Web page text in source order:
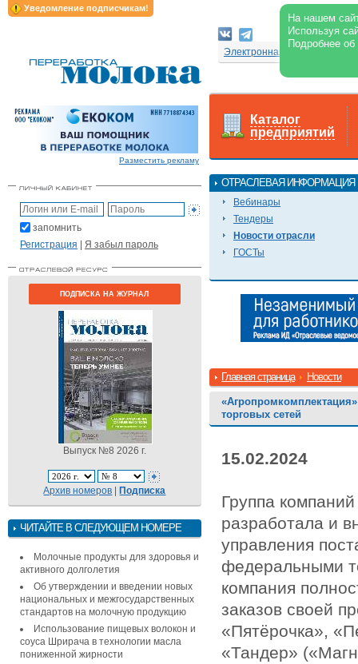
Уведомление подписчикам!
На нашем
Используя
Подробнее
Электронная версия
Разместить рекламу
запомнить
Регистрация | Я забыл пароль
ПОДПИСКА НА ЖУРНАЛ
Выпуск №8 2026 г.
Архив номеров |Подписка
ЧИТАЙТЕ В СЛЕДУЮЩЕМ НОМЕРЕ
Молочные продукты для здоровья и
активного долголетия
Об утверждении и введении новых
национальных и межгосударственных
стандартов на молочную продукцию
Использование пищевых волокон и
соуса Шрирача в технологии масла
пониженной жирности
Каталог
предприятий
ОТРАСЛЕВАЯ ИНФОРМАЦИЯ
Вебинары
Тендеры
Новости отрасли
ГОСТы
Главная страница Новости
торговых сетей
15.02.2024
Группа
разработала и
управления
федеральными
компания
заказов своей
«Пятёрочка»,
«Тандер»